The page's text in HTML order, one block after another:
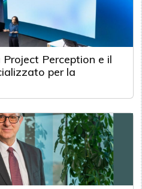
Perception e il
per la